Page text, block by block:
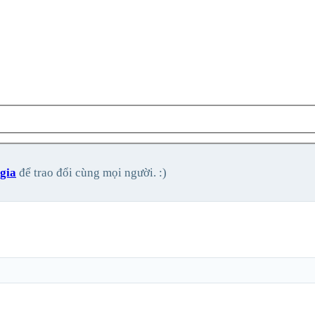
để trao đổi cùng mọi người. :)